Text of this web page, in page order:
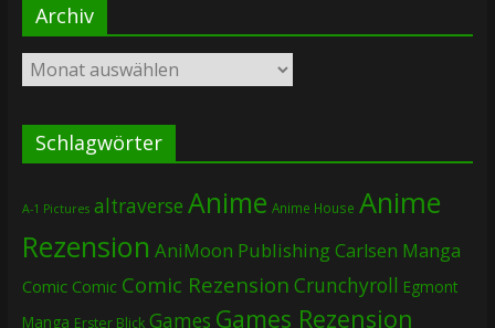
Archiv
Archiv
Schlagwörter
A-1 Pictures altraverse Anime Anime House Anime
Rezension AniMoon PublishingCarlsen Manga
Comic Comic Comic Rezension Crunchyroll Egmont
Manga Erster Blick Games Games Rezension